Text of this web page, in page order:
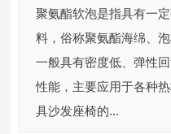
聚氨酯软泡是指具有一
料，俗称聚氨酯海绵、
一般具有密度低、弹性
性能，主要应用于各种
具沙发座椅的...